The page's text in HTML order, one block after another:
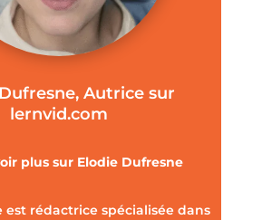
Autrice sur
lernvid.com
plus sur Elodie Dufresne
est rédactrice spécialisée dans